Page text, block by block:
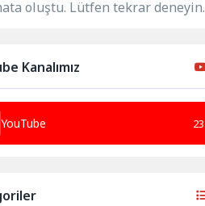
oluştu. Lütfen tekrar deneyin.
Kanalımız
YouTube 23